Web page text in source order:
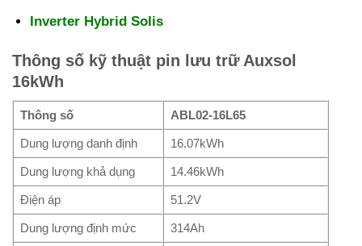
Inverter Hybrid Solis
Thông số kỹ thuật pin lưu trữ Auxsol
16kWh
Thông số ABL02-16L65
Dung lượng danh định 16.07kWh
Dung lượng khả dụng 14.46kWh
Điện áp 51.2V
Dung lượng định mức 314Ah